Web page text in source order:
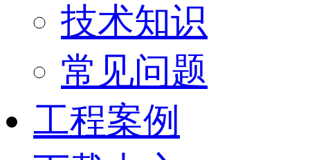
技术知识
常见问题
工程案例